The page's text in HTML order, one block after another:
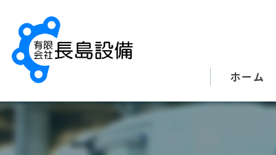
ホーム